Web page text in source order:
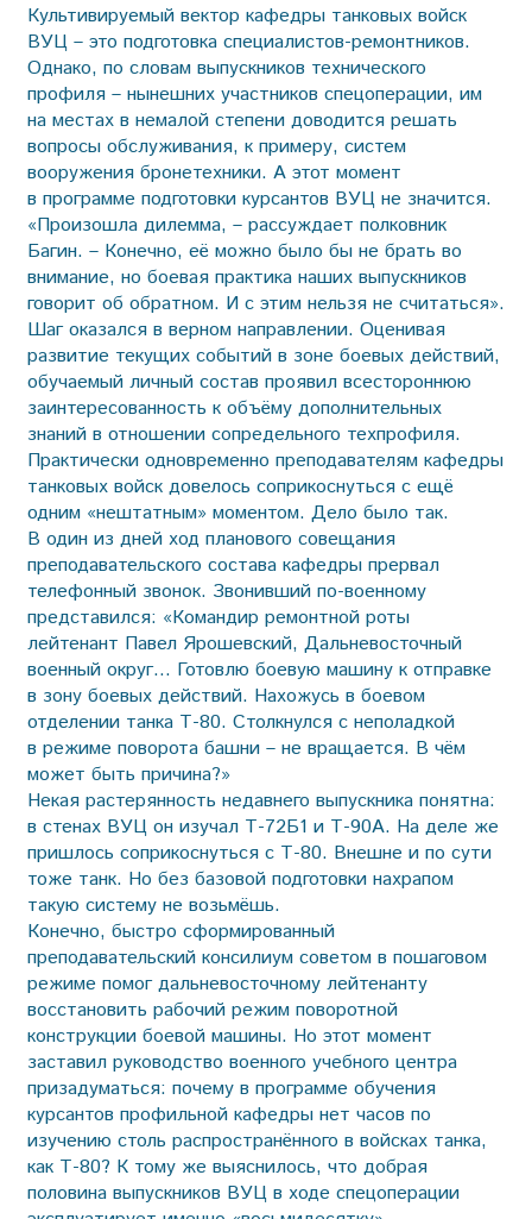
Культивируемый вектор кафедры танковых войск
ВУЦ – это подготовка специалистов-ремонтников.
Однако, по словам выпускников технического
профиля – нынешних участников спецоперации, им
на местах в немалой степени доводится решать
вопросы обслуживания, к примеру, систем
вооружения бронетехники. А этот момент
в программе подготовки курсантов ВУЦ не значится.
«Произошла дилемма, – рассуждает полковник
Багин. – Конечно, её можно было бы не брать во
внимание, но боевая практика наших выпускников
говорит об обратном. И с этим нельзя не считаться».
Шаг оказался в верном направлении. Оценивая
развитие текущих событий в зоне боевых действий,
обучаемый личный состав проявил всестороннюю
заинтересованность к объёму дополнительных
знаний в отношении сопредельного техпрофиля.
Практически одновременно преподавателям кафедры
танковых войск довелось соприкоснуться с ещё
одним «нештатным» моментом. Дело было так.
В один из дней ход планового совещания
преподавательского состава кафедры прервал
телефонный звонок. Звонивший по-военному
представился: «Командир ремонтной роты
лейтенант Павел Ярошевский, Дальневосточный
военный округ… Готовлю боевую машину к отправке
в зону боевых действий. Нахожусь в боевом
отделении танка Т-80. Столкнулся с неполадкой
в режиме поворота башни – не вращается. В чём
может быть причина?»
Некая растерянность недавнего выпускника понятна:
в стенах ВУЦ он изучал Т-72Б1 и Т-90А. На деле же
пришлось соприкоснуться с Т-80. Внешне и по сути
тоже танк. Но без базовой подготовки нахрапом
такую систему не возьмёшь.
Конечно, быстро сформированный
преподавательский консилиум советом в пошаговом
режиме помог дальневосточному лейтенанту
восстановить рабочий режим поворотной
конструкции боевой машины. Но этот момент
заставил руководство военного учебного центра
призадуматься: почему в программе обучения
курсантов профильной кафедры нет часов по
изучению столь распространённого в войсках танка,
как Т-80? К тому же выяснилось, что добрая
половина выпускников ВУЦ в ходе спецоперации